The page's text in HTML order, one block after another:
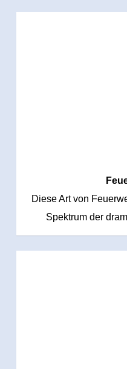
Diese Art von
Spektrum der